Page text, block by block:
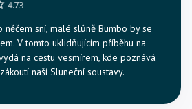
4.73
něčem sní, malé slůně Bumbo by se
V tomto uklidňujícím příběhu na
na cestu vesmírem, kde poznává
naší Sluneční soustavy.